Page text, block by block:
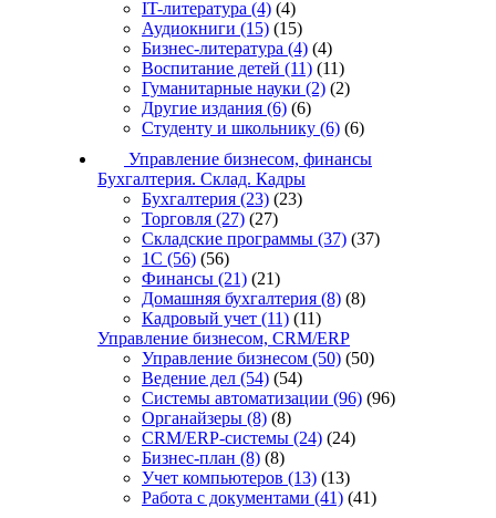
IT-литература (4) (4)
Аудиокниги (15) (15)
Бизнес-литература (4) (4)
Воспитание детей (11) (11)
Гуманитарные науки (2) (2)
Другие издания (6) (6)
Студенту и школьнику (6) (6)
Управление бизнесом, финансы
Бухгалтерия. Склад. Кадры
Бухгалтерия (23) (23)
Торговля (27) (27)
Складские программы (37) (37)
1С (56) (56)
Финансы (21) (21)
Домашняя бухгалтерия (8) (8)
Кадровый учет (11) (11)
Управление бизнесом, CRM/ERP
Управление бизнесом (50) (50)
Ведение дел (54) (54)
Системы автоматизации (96) (96)
Органайзеры (8) (8)
CRM/ERP-системы (24) (24)
Бизнес-план (8) (8)
Учет компьютеров (13) (13)
Работа с документами (41) (41)